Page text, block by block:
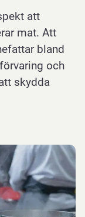
att
mat. Att
bland
och
skydda